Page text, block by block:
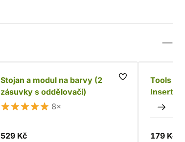
Stojan a modul na barvy (2
zásuvky s oddělovači)
8×
529 Kč
Tools
Insert
179 Kč